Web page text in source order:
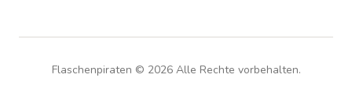
Flaschenpiraten © 2026Alle Rechte vorbehalten.